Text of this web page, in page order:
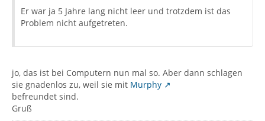
Er war ja 5 Jahre lang nicht leer und trotzdem ist das
Problem nicht aufgetreten.
jo, das ist bei Computern nun mal so. Aber dann schlagen
sie gnadenlos zu, weil sie mit Murphy
befreundet sind.
Gruß